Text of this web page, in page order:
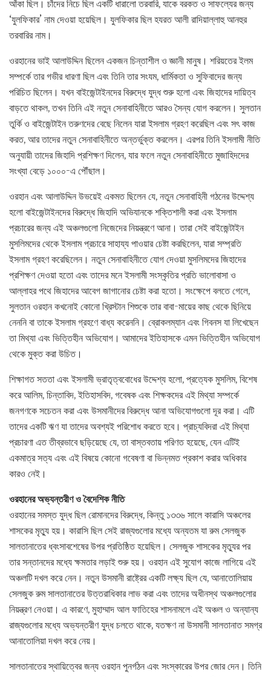
আঁকা ছিল। চাঁদের নিচে ছিল একটি ধারালো তরবারি, যাকে বরকত ও সাফল্যের জন্য
‘যুলফিকার’ নাম দেওয়া হয়েছিল। যুলফিকার ছিল হযরত আলী রাদিয়াল্লাহু আনহুর
তরবারির নাম।
ওরহানের ভাই আলাউদ্দিন ছিলেন একজন চিন্তাশীল ও জ্ঞানী মানুষ। শরিয়তের ইলম
সম্পর্কে তার গভীর ধারণা ছিল এবং তিনি তার সংযম, ধার্মিকতা ও সুফিবাদের জন্য
পরিচিত ছিলেন। যখন বাইজেন্টাইনদের বিরুদ্ধে যুদ্ধ শুরু হলো এবং জিহাদের দায়িত্ব
বাড়তে থাকল, তখন তিনি এই নতুন সেনাবাহিনীতে আরও সৈন্য যোগ করলেন। সুলতান
তুর্কি ও বাইজেন্টাইন তরুণদের বেছে নিলেন যারা ইসলাম গ্রহণ করেছিল এবং সৎ কাজ
করত, আর তাদের নতুন সেনাবাহিনীতে অন্তর্ভুক্ত করলেন। এরপর তিনি ইসলামী নীতি
অনুযায়ী তাদের জিহাদি প্রশিক্ষণ দিলেন, যার ফলে নতুন সেনাবাহিনীতে মুজাহিদদের
সংখ্যা বেড়ে ১০০০-এ পৌঁছাল।
ওরহান এবং আলাউদ্দিন উভয়েই একমত ছিলেন যে, নতুন সেনাবাহিনী গঠনের উদ্দেশ্য
হলো বাইজেন্টাইনদের বিরুদ্ধে জিহাদি অভিযানকে শক্তিশালী করা এবং ইসলাম
প্রচারের জন্য এই অঞ্চলগুলো নিজেদের নিয়ন্ত্রণে আনা। তারা সেই বাইজেন্টাইন
মুসলিমদের থেকে ইসলাম প্রচারে সাহায্য পাওয়ার চেষ্টা করছিলেন, যারা সম্প্রতি
ইসলাম গ্রহণ করেছিলেন। নতুন সেনাবাহিনীতে যোগ দেওয়া মুসলিমদের জিহাদের
প্রশিক্ষণ দেওয়া হতো এবং তাদের মনে ইসলামী সংস্কৃতির প্রতি ভালোবাসা ও
আল্লাহর পথে জিহাদের আবেগ জাগানোর চেষ্টা করা হতো। সংক্ষেপে বলতে গেলে,
সুলতান ওরহান কখনোই কোনো খ্রিস্টান শিশুকে তার বাবা-মায়ের কাছ থেকে ছিনিয়ে
নেননি বা তাকে ইসলাম গ্রহণে বাধ্য করেননি। ব্রোকলম্যান এবং গিবনস যা লিখেছেন
তা মিথ্যা এবং ভিত্তিহীন অভিযোগ। আমাদের ইতিহাসকে এমন ভিত্তিহীন অভিযোগ
থেকে মুক্ত করা উচিত।
শিক্ষাগত সততা এবং ইসলামী ভ্রাতৃত্ববোধের উদ্দেশ্য হলো, প্রত্যেক মুসলিম, বিশেষ
করে আলিম, চিন্তাবিদ, ইতিহাসবিদ, গবেষক এবং শিক্ষকদের এই মিথ্যা সম্পর্কে
জনগণকে সচেতন করা এবং উসমানীদের বিরুদ্ধে আনা অভিযোগগুলো দূর করা। এটি
তাদের একটি ঋণ যা তাদের অবশ্যই পরিশোধ করতে হবে। প্রাচ্যবিদরা এই মিথ্যা
প্রচারণা এত তীব্রভাবে ছড়িয়েছে যে, তা বাস্তবতায় পরিণত হয়েছে, যেন এটিই
একমাত্র সত্য এবং এই বিষয়ে কোনো গবেষণা বা ভিন্নমত প্রকাশ করার অধিকার
কারও নেই।
ওরহানের অভ্যন্তরীণ ও বৈদেশিক নীতি
ওরহানের সমস্ত যুদ্ধ ছিল রোমানদের বিরুদ্ধে, কিন্তু ১৩৩৬ সালে কারাসি অঞ্চলের
শাসকের মৃত্যু হয়। কারাসি ছিল সেই রাজ্যগুলোর মধ্যে অন্যতম যা রুম সেলজুক
সালতানাতের ধ্বংসাবশেষের উপর প্রতিষ্ঠিত হয়েছিল। সেলজুক শাসকের মৃত্যুর পর
তার সন্তানদের মধ্যে ক্ষমতার লড়াই শুরু হয়। ওরহান এই সুযোগ কাজে লাগিয়ে এই
অঞ্চলটি দখল করে নেন। নতুন উসমানী রাষ্ট্রের একটি লক্ষ্য ছিল যে, আনাতোলিয়ায়
সেলজুক রুম সালতানাতের উত্তরাধিকার লাভ করা এবং তাদের অধীনস্থ অঞ্চলগুলোর
নিয়ন্ত্রণ নেওয়া। এ কারণে, মুহাম্মাদ আল ফাতিহের শাসনামলে এই অঞ্চল ও অন্যান্য
রাজ্যগুলোর মধ্যে অভ্যন্তরীণ যুদ্ধ চলতে থাকে, যতক্ষণ না উসমানী সালতানাত সমগ্র
আনাতোলিয়া দখল করে নেয়।
সালতানাতের স্থায়িত্বের জন্য ওরহান পুনর্গঠন এবং সংস্কারের উপর জোর দেন। তিনি